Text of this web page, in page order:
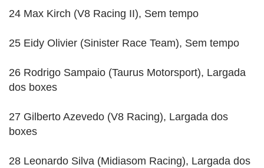
24 Max Kirch (V8 Racing II), Sem tempo
25 Eidy Olivier (Sinister Race Team), Sem tempo
26 Rodrigo Sampaio (Taurus Motorsport), Largada
dos boxes
27 Gilberto Azevedo (V8 Racing), Largada dos
boxes
28 Leonardo Silva (Midiasom Racing), Largada dos